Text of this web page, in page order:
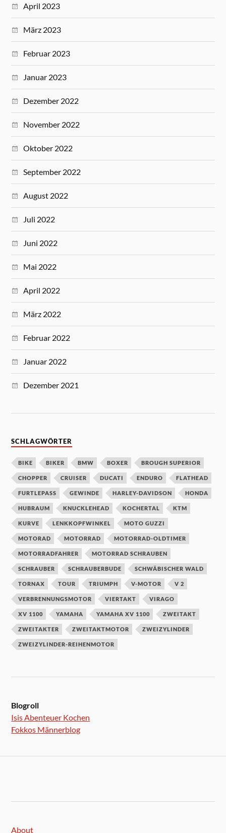
April 2023
März 2023
Februar 2023
Januar 2023
Dezember 2022
November 2022
Oktober 2022
September 2022
August 2022
Juli 2022
Juni 2022
Mai 2022
April 2022
März 2022
Februar 2022
Januar 2022
Dezember 2021
SCHLAGWÖRTER
BIKE BIKER BMW BOXER BROUGH SUPERIOR
CHOPPER CRUISER DUCATI ENDURO FLATHEAD
FURTLEPASS GEWINDE HARLEY-DAVIDSON HONDA
HUBRAUM KNUCKLEHEAD KOCHERTAL KTM
KURVE LENKKOPFWINKEL MOTO GUZZI
MOTORAD MOTORRAD MOTORRAD-OLDTIMER
MOTORRADFAHRER MOTORRAD SCHRAUBEN
SCHRAUBER SCHRAUBERBUDE SCHWÄBISCHER WALD
TORNAX TOUR TRIUMPH V-MOTOR V 2
VERBRENNUNGSMOTOR VIERTAKT VIRAGO
XV 1100 YAMAHA YAMAHA XV 1100 ZWEITAKT
ZWEITAKTER ZWEITAKTMOTOR ZWEIZYLINDER
ZWEIZYLINDER-REIHENMOTOR
Blogroll
Isis Abenteuer Kochen
Fokkos Männerblog
About